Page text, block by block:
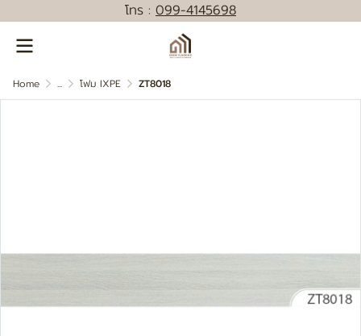
โทร : 099-4145698
Home ... โฟม IXPE ZT8018